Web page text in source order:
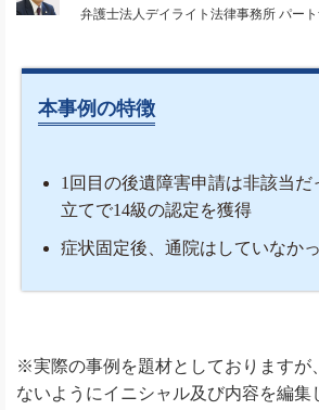
弁護士法人デイライト法律事務所 パー
本事例の特徴
1回目の後遺障害申請は非該当だ
立てで14級の認定を獲得
症状固定後、通院はしていなか
※実際の事例を題材としておりますが
ないようにイニシャル及び内容を編集